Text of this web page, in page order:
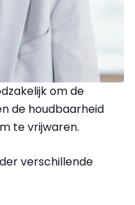
om de
de houdbaarheid
te vrijwaren.
verschillende